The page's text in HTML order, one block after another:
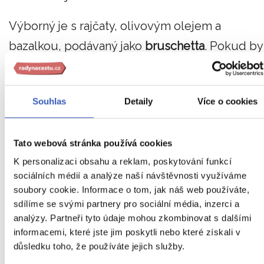
Souhlas Detaily Více o cookies
Tato webová stránka používá cookies
K personalizaci obsahu a reklam, poskytování funkcí
sociálních médií a analýze naší návštěvnosti využíváme
soubory cookie. Informace o tom, jak náš web používáte,
sdílíme se svými partnery pro sociální média, inzerci a
analýzy. Partneři tyto údaje mohou zkombinovat s dalšími
informacemi, které jste jim poskytli nebo které získali v
důsledku toho, že používáte jejich služby.
Výborný je s rajčaty, olivovým olejem a
bazalkou, podávaný jako bruschetta. Pokud by
přece jen zbýval, dá se
využít při přípravě
receptůjako je „cialda“ s rajčátky, cibulí,
brambory a olivami, které se promíchají a před
natrhaný chléb. Dá se připravit i jako „fetta
francesca“ zapečený, namočený v mléku a
dochucený mortadelou, sýrem, mozzarellou a
vejci.
A jak je to s onou certifikací? Altamurský chléb